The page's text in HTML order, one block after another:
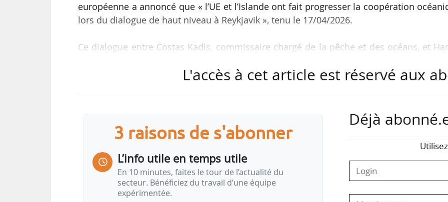
européenne a annoncé que « l’UE et l’Islande ont fait progresser la coopération
lors du dialogue de haut niveau à Reykjavik », tenu le 17/04/2026.
Ce dialogue entre Costas Kadis, commissaire chargé de la pêche et des océans, et
du protocole d’accord signé en juillet 2025.
• Une coopération sur la biodiversité marine (conservation, protection, mise en œuvre
conventions internationales, dont le cadre Kunming-Montréal et les
scientifiques) ;
• sur une « économie bleue » durable (bioéconomie bleue, transition énergétique
science et innovation) ;
• sur la transition énergétique de la pêche et de l’aquaculture (décarbonisation à
L'accès à cet article est réservé aux
3 raisons de s'abonner
L’info utile en temps utile
En 10 minutes, faites le tour de l’actualité du
secteur. Bénéficiez du travail d’une équipe
expérimentée.
Déjà